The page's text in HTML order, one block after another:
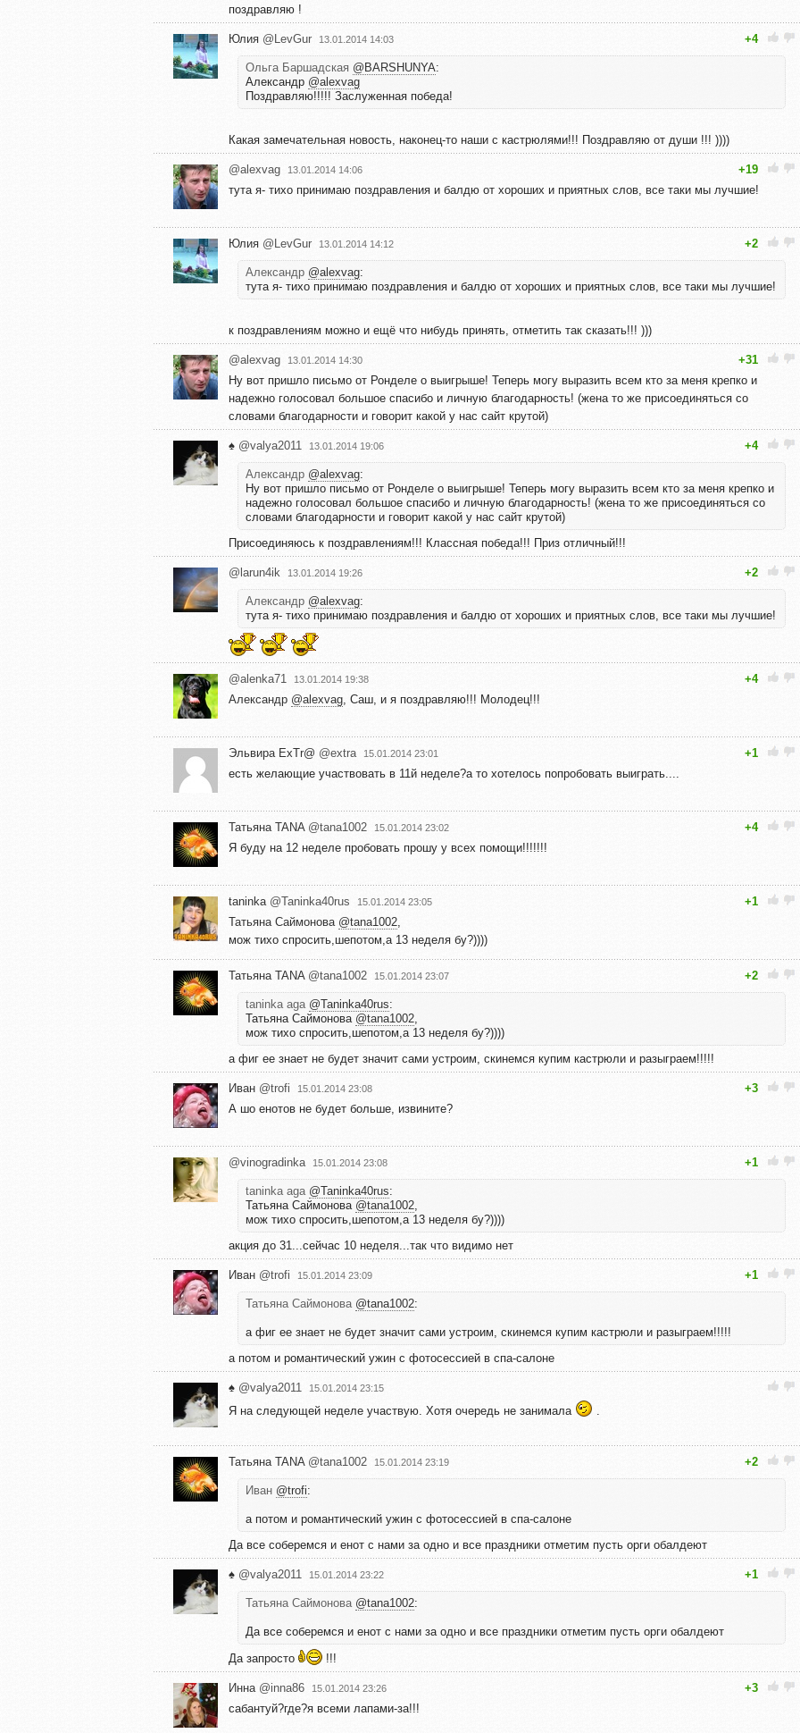
поздравляю !
Юлия @LevGur 13.01.2014 14:03 +4
Ольга Баршадская @BARSHUNYA:
Александр @alexvag
Поздравляю!!!!! Заслуженная победа!
Какая замечательная новость, наконец-то наши с кастрюлями!!! Поздравляю от души !!! ))))
@alexvag 13.01.2014 14:06
+19
тута я- тихо принимаю поздравления и балдю от хороших и приятных слов, все таки мы лучшие!
Юлия @LevGur 13.01.2014 14:12 +2
Александр @alexvag:
тута я- тихо принимаю поздравления и балдю от хороших и приятных слов, все таки мы лучшие!
к поздравлениям можно и ещё что нибудь принять, отметить так сказать!!! )))
@alexvag 13.01.2014 14:30
+31
Ну вот пришло письмо от Ронделе о выигрыше! Теперь могу выразить всем кто за меня крепко и
надежно голосовал большое спасибо и личную благодарность! (жена то же присоединяться со
словами благодарности и говорит какой у нас сайт крутой)
♠️ @valya2011 13.01.2014 19:06 +4
Александр @alexvag:
Ну вот пришло письмо от Ронделе о выигрыше! Теперь могу выразить всем кто за меня крепко и
надежно голосовал большое спасибо и личную благодарность! (жена то же присоединяться со
словами благодарности и говорит какой у нас сайт крутой)
Присоединяюсь к поздравлениям!!! Классная победа!!! Приз отличный!!!
@larun4ik 13.01.2014 19:26 +2
Александр @alexvag:
тута я- тихо принимаю поздравления и балдю от хороших и приятных слов, все таки мы лучшие!
@alenka71 13.01.2014 19:38
+4
Александр @alexvag, Саш, и я поздравляю!!! Молодец!!!
Эльвира ExTr@ @extra 15.01.2014 23:01
+1
есть желающие участвовать в 11й неделе?а то хотелось попробовать выиграть....
Татьяна TANA @tana1002 15.01.2014 23:02
+4
Я буду на 12 неделе пробовать прошу у всех помощи!!!!!!!
taninka @Taninka40rus 15.01.2014 23:05
+1
Татьяна Саймонова @tana1002,
мож тихо спросить,шепотом,а 13 неделя бу?))))
Татьяна TANA @tana1002 15.01.2014 23:07 +2
taninka aga @Taninka40rus:
Татьяна Саймонова @tana1002,
мож тихо спросить,шепотом,а 13 неделя бу?))))
а фиг ее знает не будет значит сами устроим, скинемся купим кастрюли и разыграем!!!!!
Иван @trofi 15.01.2014 23:08
+3
А шо енотов не будет больше, извините?
@vinogradinka 15.01.2014 23:08 +1
taninka aga @Taninka40rus:
Татьяна Саймонова @tana1002,
мож тихо спросить,шепотом,а 13 неделя бу?))))
акция до 31...сейчас 10 неделя...так что видимо нет
Иван @trofi 15.01.2014 23:09 +1
Татьяна Саймонова @tana1002:
а фиг ее знает не будет значит сами устроим, скинемся купим кастрюли и разыграем!!!!!
а потом и романтический ужин с фотосессией в спа-салоне
♠️ @valya2011 15.01.2014 23:15
Я на следующей неделе участвую. Хотя очередь не занимала .
Татьяна TANA @tana1002 15.01.2014 23:19 +2
Иван @trofi:
а потом и романтический ужин с фотосессией в спа-салоне
Да все соберемся и енот с нами за одно и все праздники отметим пусть орги обалдеют
♠️ @valya2011 15.01.2014 23:22 +1
Татьяна Саймонова @tana1002:
Да все соберемся и енот с нами за одно и все праздники отметим пусть орги обалдеют
Да запросто
!!!
Инна @inna86 15.01.2014 23:26
+3
сабантуй?где?я всеми лапами-за!!!